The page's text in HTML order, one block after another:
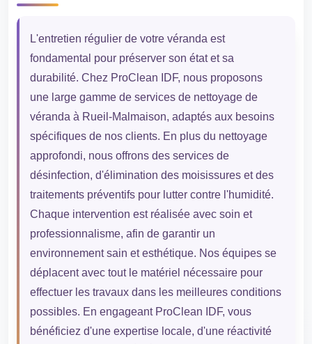
L'entretien régulier de votre véranda est
fondamental pour préserver son état et sa
durabilité. Chez ProClean IDF, nous proposons
une large gamme de services de nettoyage de
véranda à Rueil-Malmaison, adaptés aux besoins
spécifiques de nos clients. En plus du nettoyage
approfondi, nous offrons des services de
désinfection, d'élimination des moisissures et des
traitements préventifs pour lutter contre l'humidité.
Chaque intervention est réalisée avec soin et
professionnalisme, afin de garantir un
environnement sain et esthétique. Nos équipes se
déplacent avec tout le matériel nécessaire pour
effectuer les travaux dans les meilleures conditions
possibles. En engageant ProClean IDF, vous
bénéficiez d'une expertise locale, d'une réactivité